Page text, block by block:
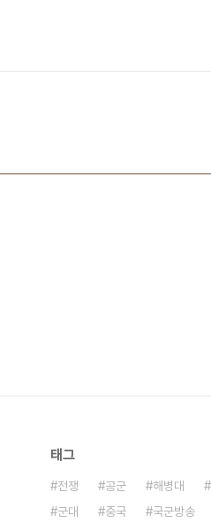
태그
전쟁 공군 해병대
군대
중국 국군방송